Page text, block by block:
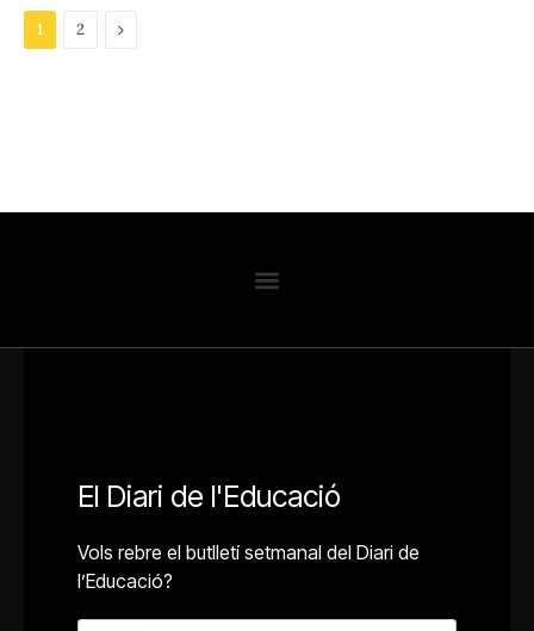
1 2 Next